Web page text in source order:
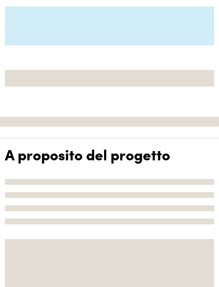
A proposito del progetto